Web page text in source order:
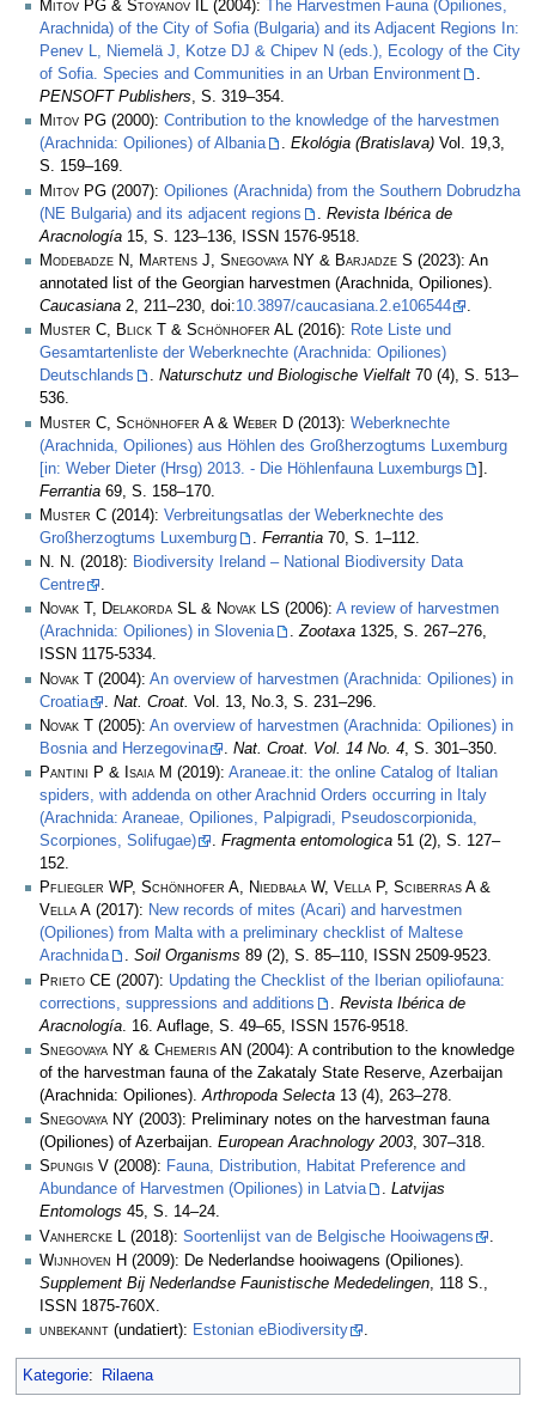
Mitov PG & Stoyanov IL (2004):
The Harvestmen Fauna (Opiliones,
Arachnida) of the City of Sofia (Bulgaria) and its Adjacent Regions In:
Penev L, Niemelä J, Kotze DJ & Chipev N (eds.), Ecology of the City
of Sofia. Species and Communities in an Urban Environment
.
PENSOFT Publishers, S. 319–354.
Mitov PG (2000): Contribution to the knowledge of the harvestmen
(Arachnida: Opiliones) of Albania
. Ekológia (Bratislava) Vol. 19,3,
S. 159–169.
Mitov PG (2007): Opiliones (Arachnida) from the Southern Dobrudzha
(NE Bulgaria) and its adjacent regions
Revista Ibérica de
Aracnología 15, S. 123–136, ISSN 1576-9518.
Modebadze N, Martens J, Snegovaya NY & Barjadze S (2023): An
annotated list of the Georgian harvestmen (Arachnida, Opiliones).
Caucasiana 2, 211–230, doi:10.3897/caucasiana.2.e106544
.
Muster C, Blick T & Schönhofer AL (2016): Rote Liste und
Gesamtartenliste der Weberknechte (Arachnida: Opiliones)
Deutschlands
. Naturschutz und Biologische Vielfalt 70 (4), S. 513–
536.
Muster C, Schönhofer A & Weber D (2013): Weberknechte
(Arachnida, Opiliones) aus Höhlen des Großherzogtums Luxemburg
[in: Weber Dieter (Hrsg) 2013. - Die Höhlenfauna Luxemburgs
].
Ferrantia 69, S. 158–170.
Muster C (2014): Verbreitungsatlas der Weberknechte des
Großherzogtums Luxemburg
Ferrantia 70, S. 1–112.
N. N. (2018): Biodiversity Ireland – National Biodiversity Data
Centre
.
Novak T, Delakorda SL & Novak LS (2006): A review of harvestmen
(Arachnida: Opiliones) in Slovenia
.Zootaxa 1325, S. 267–276,
ISSN 1175-5334.
Novak T (2004): An overview of harvestmen (Arachnida: Opiliones) in
Croatia
Nat. Croat. Vol. 13, No.3, S. 231–296.
Novak T (2005): An overview of harvestmen (Arachnida: Opiliones) in
Bosnia and Herzegovina
. Nat. Croat. Vol. 14 No. 4, S. 301–350.
Pantini P & Isaia M (2019): Araneae.it: the online Catalog of Italian
spiders, with addenda on other Arachnid Orders occurring in Italy
(Arachnida: Araneae, Opiliones, Palpigradi, Pseudoscorpionida,
Scorpiones, Solifugae)
. Fragmenta entomologica 51 (2), S. 127–
152.
Pfliegler WP, Schönhofer A, Niedbała W, Vella P, Sciberras A &
Vella A (2017): New records of mites (Acari) and harvestmen
(Opiliones) from Malta with a preliminary checklist of Maltese
Arachnida
. Soil Organisms 89 (2), S. 85–110, ISSN 2509-9523.
Prieto CE (2007): Updating the Checklist of the Iberian opiliofauna:
corrections, suppressions and additions
Revista Ibérica de
Aracnología . 16. Auflage, S. 49–65, ISSN 1576-9518.
Snegovaya NY & Chemeris AN (2004): A contribution to the knowledge
of the harvestman fauna of the Zakataly State Reserve, Azerbaijan
(Arachnida: Opiliones).Arthropoda Selecta 13 (4), 263–278.
Snegovaya NY (2003): Preliminary notes on the harvestman fauna
(Opiliones) of Azerbaijan. European Arachnology 2003, 307–318.
Spungis V (2008): Fauna, Distribution, Habitat Preference and
Abundance of Harvestmen (Opiliones) in Latvia
. Latvijas
Entomologs 45, S. 14–24.
Vanhercke L
(2018): Soortenlijst van de Belgische Hooiwagens
Wijnhoven H (2009): De Nederlandse hooiwagens (Opiliones).
Supplement Bij Nederlandse Faunistische Mededelingen, 118 S.,
ISSN 1875-760X.
unbekannt (undatiert): Estonian eBiodiversity .
Kategorie: Rilaena